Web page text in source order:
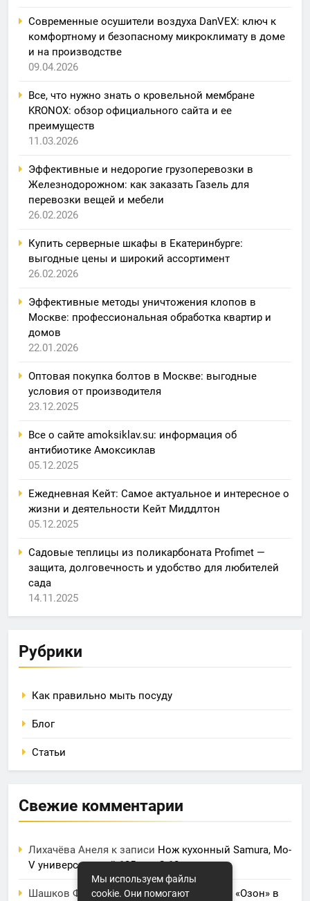
Современные осушители воздуха DanVEX: ключ к
комфортному и безопасному микроклимату в доме
и на производстве
09.04.2026
Все, что нужно знать о кровельной мембране
KRONOX: обзор официального сайта и ее
преимуществ
11.03.2026
Эффективные и недорогие грузоперевозки в
Железнодорожном: как заказать Газель для
перевозки вещей и мебели
26.02.2026
Купить серверные шкафы в Екатеринбурге:
выгодные цены и широкий ассортимент
26.02.2026
Эффективные методы уничтожения клопов в
Москве: профессиональная обработка квартир и
домов
22.01.2026
Оптовая покупка болтов в Москве: выгодные
условия от производителя
23.12.2025
Все о сайте amoksiklav.su: информация об
антибиотике Амоксиклав
05.12.2025
Ежедневная Кейт: Самое актуальное и интересное о
жизни и деятельности Кейт Миддлтон
05.12.2025
Садовые теплицы из поликарбоната Profimet —
защита, долговечность и удобство для любителей
сада
14.11.2025
Рубрики
Как правильно мыть посуду
Блог
Статьи
Свежие комментарии
Лихачёва Анеля к записи Нож кухонный Samura, Mo-
V универсальный 125 мм, G-10
Шашков Фролк записиФулфилмент для «Озон» в
Мы используем файлы
cookie. Они помогают